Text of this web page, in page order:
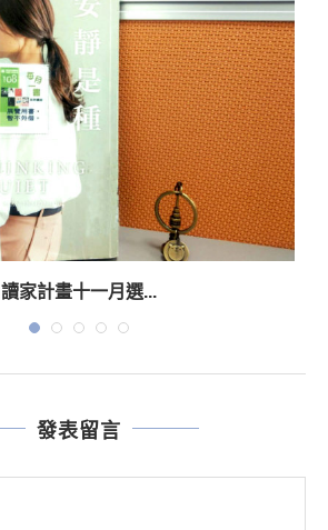
讀家計畫十一月選...
發表留言